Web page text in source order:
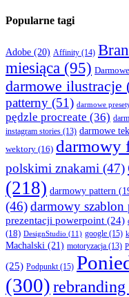
Popularne tagi
Adobe (20) Affinity (14)
miesiąca (95)
darmowe ilustracje
patterny (51) darmowe
pędzle procreate (36)
instagram stories (13) darmowe
wektory (16) darmowy
polskimi znakami (47)
(218) darmowy pattern
(46)darmowy szablon
prezentacji powerpoint (24)
(18) DesignStudio (11) google (15)
Machalski (21) motoryzacja (13)
(25) Podpunkt(15)
(300)